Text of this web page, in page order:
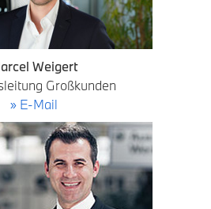
Weigert
Großkunden
» E-Mail